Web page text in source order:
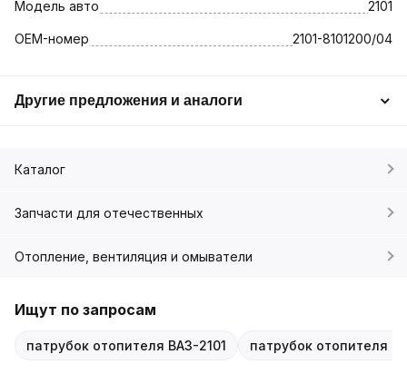
Модель авто 2101
OEM-номер 2101-8101200/04
Другие предложения и аналоги
Каталог
Запчасти для отечественных
Отопление, вентиляция и омыватели
Ищут по запросам
патрубок отопителя ВАЗ-2101 патрубок отопителя